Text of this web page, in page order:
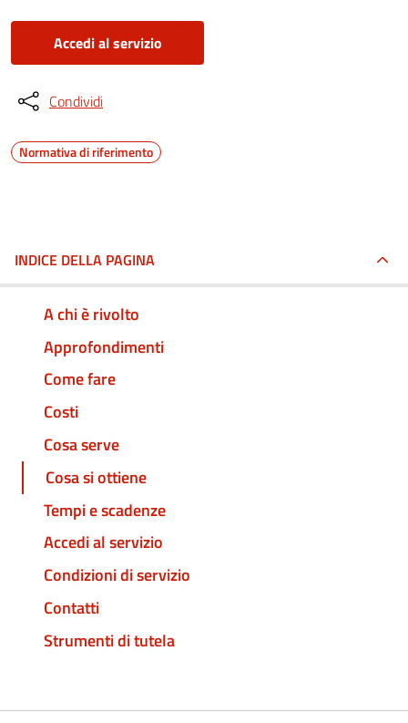
Accedi al servizio
Condividi
Normativa di riferimento
INDICE DELLA PAGINA
A chi è rivolto
Approfondimenti
Come fare
Costi
Cosa serve
Cosa si ottiene
Tempi e scadenze
Accedi al servizio
Condizioni di servizio
Contatti
Strumenti di tutela